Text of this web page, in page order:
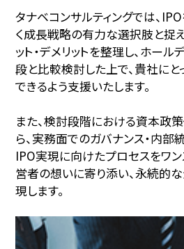
タナベコンサルティングでは、
く成長戦略の有力な選択肢と捉
ット・デメリットを整理し、ホー
段と比較検討した上で、貴社に
できるよう支援いたします。
また、検討段階における資本政
ら、実務面でのガバナンス・内部
IPO実現に向けたプロセスをワン
営者の想いに寄り添い、永続的
現します。